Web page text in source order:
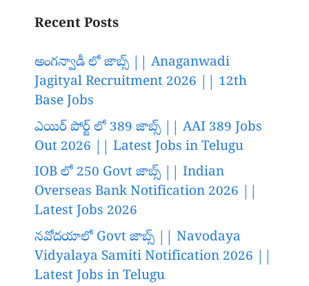
Recent Posts
అంగన్వాడీ లో జాబ్స్ || Anaganwadi
Jagityal Recruitment 2026 || 12th
Base Jobs
ఎయిర్ పోర్ట్ లో 389 జాబ్స్ || AAI 389 Jobs
Out 2026 || Latest Jobs in Telugu
IOB లో 250 Govt జాబ్స్ || Indian
Overseas Bank Notification 2026 ||
Latest Jobs 2026
నవోదయాలో Govt జాబ్స్ || Navodaya
Vidyalaya Samiti Notification 2026 ||
Latest Jobs in Telugu